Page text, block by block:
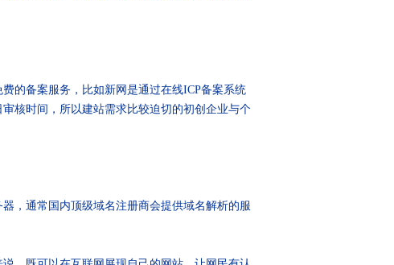
的备案服务，比如新网是通过在线ICP备案系统
核时间，所以建站需求比较迫切的初创企业与个
，通常国内顶级域名注册商会提供域名解析的服